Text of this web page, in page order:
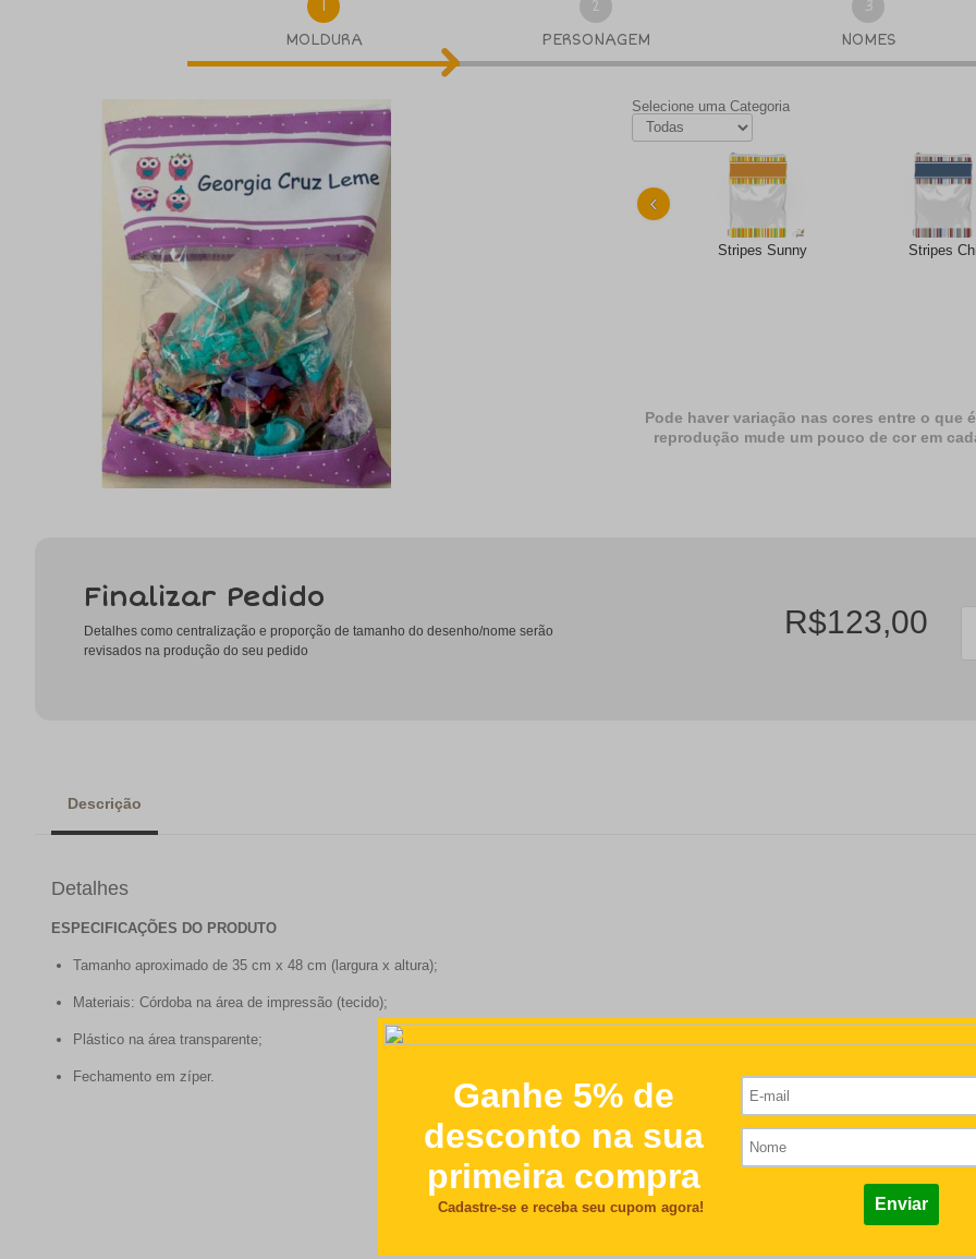
1
MOLDURA
2
PERSONAGEM
3
NOMES
Selecione uma Categoria
Stripes Sunny Stripes
‹
Pode haver variação nas cores entre o que
reprodução mude um pouco de cor em
Finalizar Pedido
Detalhes como centralização e proporção de tamanho do desenho/nome serão
revisados na produção do seu pedido
R$123,00
Descrição
Detalhes
ESPECIFICAÇÕES DO PRODUTO
Tamanho aproximado de 35 cm x 48 cm (largura x altura);
Materiais: Córdoba na área de impressão (tecido);
Plástico na área transparente;
Fechamento em zíper.